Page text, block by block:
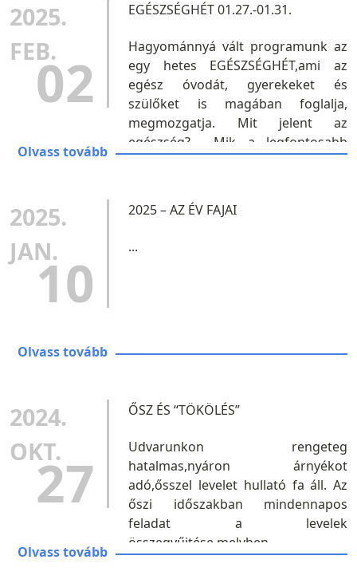
2025.
FEB.02
EGÉSZSÉGHÉT 01.27.-01.31.
Hagyománnyá vált programunk az
egy hetes EGÉSZSÉGHÉT,ami az
egész óvodát, gyerekeket és
szülőket is magában foglalja,
megmozgatja. Mit jelent az
egészség? Mik a legfontosabb
maradjunk? Hogyan táplálkozzunk
egészségesen?...
Olvass tovább
2025.
JAN.10
2025 – AZ ÉV FAJAI
...
Olvass tovább
2024.
OKT.27
ŐSZ ÉS “TÖKÖLÉS”
Udvarunkon rengeteg
hatalmas,nyáron árnyékot
adó,ősszel levelet hullató fa áll. Az
őszi időszakban mindennapos
feladat a levelek
összegyűjtése,melyben
Olvass tovább